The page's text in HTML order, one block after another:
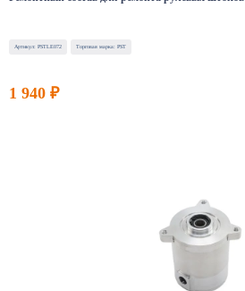
Артикул: PSTLE072 Торговая марка: PST
1 940 ₽